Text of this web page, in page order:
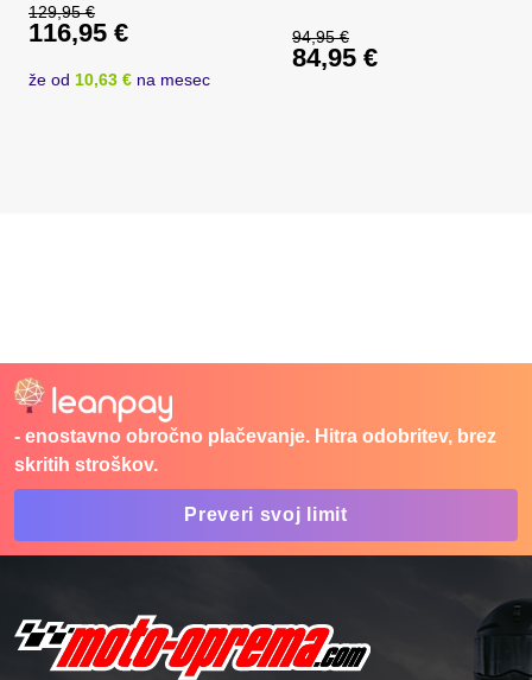
129,95€
Izvirna cena je bila: 129,95 €.
116,95 €
Trenutna cena je: 116,95 €.
že od 10,63 € na mesec
94,95€
Izvirna cena je bila:
84,95 €
- enostavno obročno plačevanje. Hitra odobritev, brez
skritih stroškov.
Preveri svoj limit